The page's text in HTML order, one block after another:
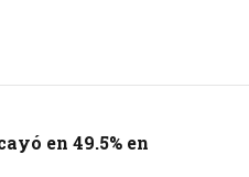
en 49.5% en